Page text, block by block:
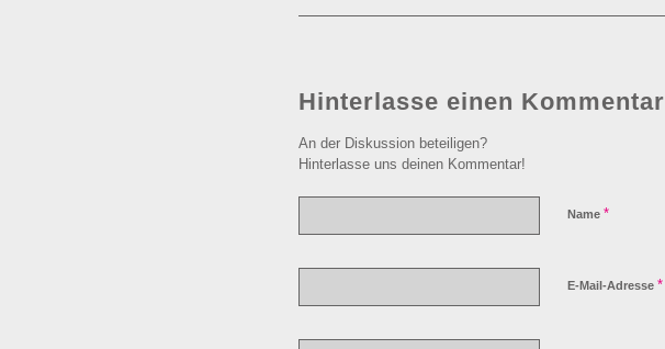
Hinterlasse einen Kommentar
An der Diskussion beteiligen?
Hinterlasse uns deinen Kommentar!
Name *
E-Mail-Adresse *